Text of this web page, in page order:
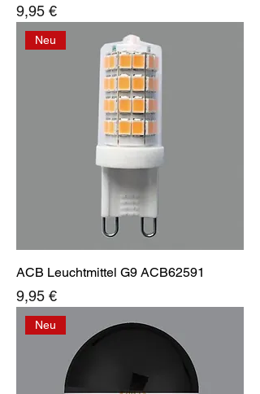
Preis
9,95 €
Neu
ACB Leuchtmittel G9 ACB62591
Preis
9,95 €
Neu